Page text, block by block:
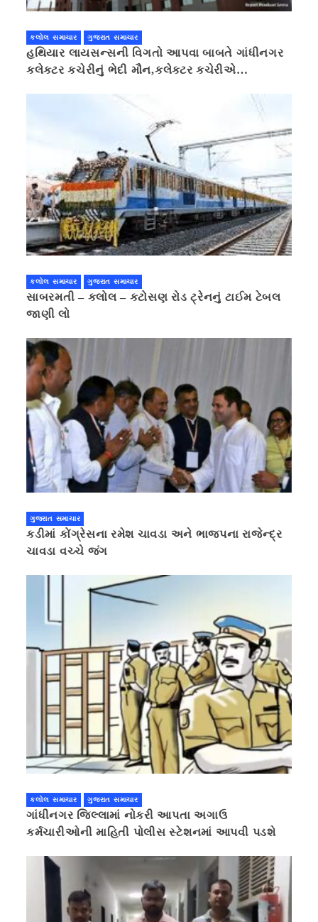
કલોલ સમાચાર ગુજરાત સમાચાર
હથિયાર લાયસન્સની વિગતો આપવા બાબતે ગાંધીનગર
કલેક્ટર કચેરીનું ભેદી મૌન,કલેક્ટર કચેરીએ
કલોલ સમાચાર ગુજરાત સમાચાર
સાબરમતી – કલોલ – કટોસણ રોડ ટ્રેનનું ટાઈમ ટેબલ
જાણી લો
ગુજરાત સમાચાર
કડીમાં કોંગ્રેસના રમેશ ચાવડા અને ભાજપના રાજેન્દ્ર
ચાવડા વચ્ચે જંગ
કલોલ સમાચાર ગુજરાત સમાચાર
ગાંધીનગર જિલ્લામાં નોકરી આપતા અગાઉ
કર્મચારીઓની માહિતી પોલીસ સ્ટેશનમાં આપવી પડશે